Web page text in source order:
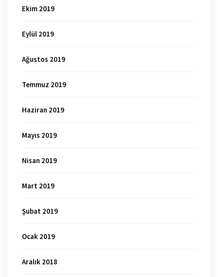
Ekim 2019
Eylül 2019
Ağustos 2019
Temmuz 2019
Haziran 2019
Mayıs 2019
Nisan 2019
Mart 2019
Şubat 2019
Ocak 2019
Aralık 2018